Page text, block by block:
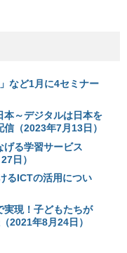
など1月に4セミナー
本～デジタルは日本を
（2023年7月13日）
げる学習サービス
日）
るICTの活用につい
現！子どもたちが
2021年8月24日）